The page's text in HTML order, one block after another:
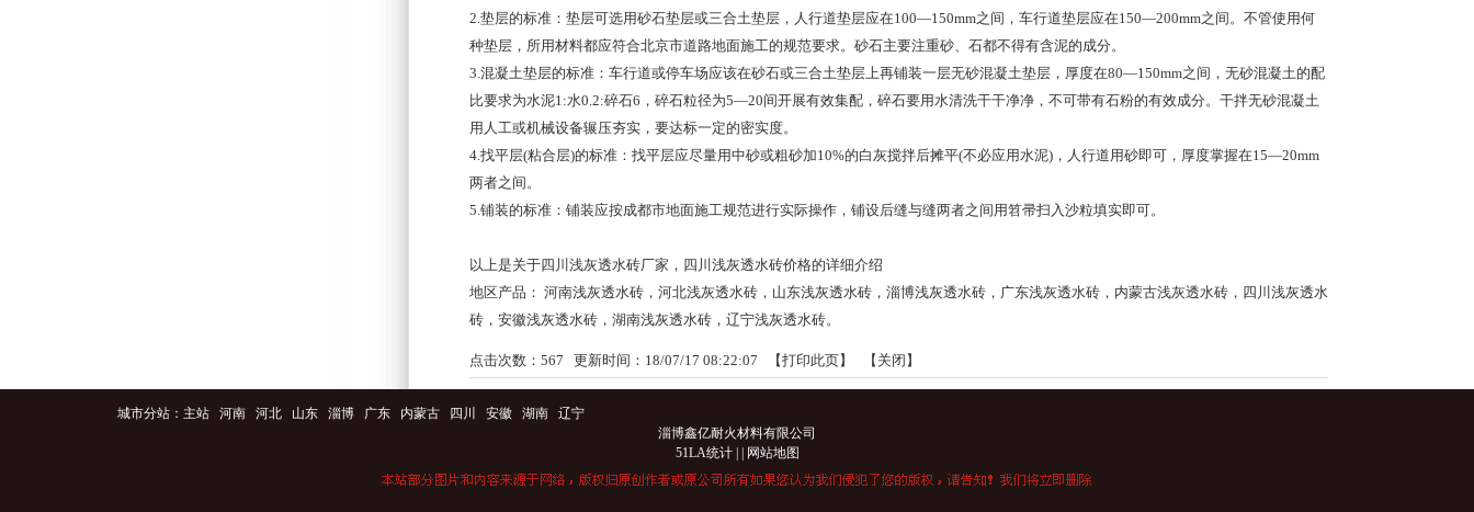
2.垫层的标准：垫层可选用砂石垫层或三合土垫层，人行道垫层应在100—150mm之间，车行道垫层应在150—200mm之间。不管使用何
种垫层，所用材料都应符合北京市道路地面施工的规范要求。砂石主要注重砂、石都不得有含泥的成分。
3.混凝土垫层的标准：车行道或停车场应该在砂石或三合土垫层上再铺装一层无砂混凝土垫层，厚度在80—150mm之间，无砂混凝土的配
比要求为水泥1:水0.2:碎石6，碎石粒径为5—20间开展有效集配，碎石要用水清洗干干净净，不可带有石粉的有效成分。干拌无砂混凝土
用人工或机械设备辗压夯实，要达标一定的密实度。
4.找平层(粘合层)的标准：找平层应尽量用中砂或粗砂加10%的白灰搅拌后摊平(不必应用水泥)，人行道用砂即可，厚度掌握在15—20mm
两者之间。
5.铺装的标准：铺装应按成都市地面施工规范进行实际操作，铺设后缝与缝两者之间用笤帚扫入沙粒填实即可。
以上是关于四川浅灰透水砖厂家，四川浅灰透水砖价格的详细介绍
地区产品： 河南浅灰透水砖， 河北浅灰透水砖， 山东浅灰透水砖， 淄博浅灰透水砖， 广东浅灰透水砖， 内蒙古浅灰透水砖， 四川浅灰透水
砖， 安徽浅灰透水砖， 湖南浅灰透水砖， 辽宁浅灰透水砖。
点击次数： 567 更新时间：18/07/17 08:22:07 【打印此页】 【 关闭 】
城市分站： 主站 河南 河北 山东 淄博 广东 内蒙古 四川 安徽 湖南
辽宁
淄博鑫亿耐火材料有限公司
51LA统计| 网站地图